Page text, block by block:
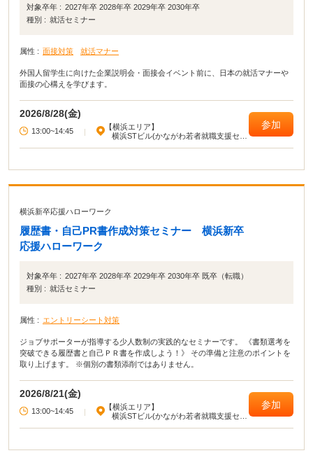
対象卒年 : 2027年卒 2028年卒 2029年卒 2030年卒
種別 : 就活セミナー
属性 : 面接対策 就活マナー
外国人留学生に向けた企業説明会・面接会イベント前に、日本の就活マナーや
面接の心構えを学びます。
2026/8/28(金)
13:00~14:45 |
【横浜エリア】
横浜STビル(かながわ若者就職支援セン
参加
横浜新卒応援ハローワーク
履歴書・自己PR書作成対策セミナー 横浜新卒
応援ハローワーク
対象卒年 : 2027年卒 2028年卒 2029年卒 2030年卒 既卒（転職）
種別 : 就活セミナー
属性 : エントリーシート対策
ジョブサポーターが指導する少人数制の実践的なセミナーです。 《書類選考を
突破できる履歴書と自己ＰＲ書を作成しよう！》 その準備と注意のポイントを
取り上げます。 ※個別の書類添削ではありません。
2026/8/21(金)
13:00~14:45 |
【横浜エリア】
横浜STビル(かながわ若者就職支援セン
参加